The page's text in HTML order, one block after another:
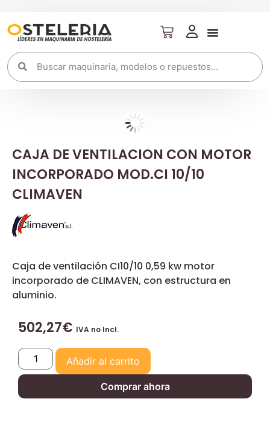
CAJA DE VENTILACION CON MOTOR
INCORPORADO MOD.CI 10/10
CLIMAVEN
Caja de ventilación CI10/10 0,59 kw motor
incorporado de CLIMAVEN, con estructura en
aluminio.
502,27€ IVA no Incl.
Añadir al carrito
Comprar ahora